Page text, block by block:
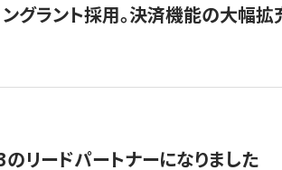
グラント採用。決済機能の大幅
リードパートナーになりました